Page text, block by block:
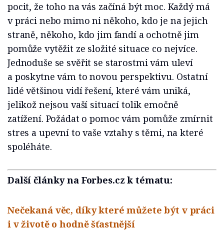
pocit, že toho na vás začíná být moc. Každý má
v práci nebo mimo ni někoho, kdo je na jejich
straně, někoho, kdo jim fandí a ochotně jim
pomůže vytěžit ze složité situace co nejvíce.
Jednoduše se svěřit se starostmi vám uleví
a poskytne vám to novou perspektivu. Ostatní
lidé většinou vidí řešení, které vám uniká,
jelikož nejsou vaší situací tolik emočně
zatížení. Požádat o pomoc vám pomůže zmírnit
stres a upevní to vaše vztahy s těmi, na které
spoléháte.
Další články na Forbes.cz k tématu:
Nečekaná věc, díky které můžete být v práci
i v životě o hodně šťastnější